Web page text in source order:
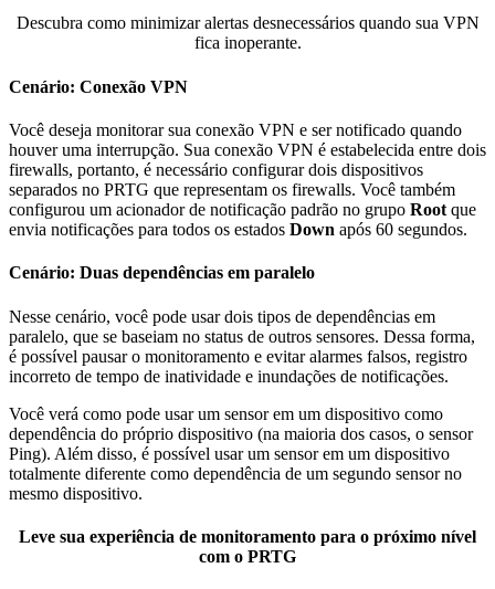
Descubra como minimizar alertas desnecessários quando sua VPN
fica inoperante.
Cenário: Conexão VPN
Você deseja monitorar sua conexão VPN e ser notificado quando
houver uma interrupção. Sua conexão VPN é estabelecida entre dois
firewalls, portanto, é necessário configurar dois dispositivos
separados no PRTG que representam os firewalls. Você também
configurou um acionador de notificação padrão no grupo Root que
envia notificações para todos os estados Down após 60 segundos.
Cenário: Duas dependências em paralelo
Nesse cenário, você pode usar dois tipos de dependências em
paralelo, que se baseiam no status de outros sensores. Dessa forma,
é possível pausar o monitoramento e evitar alarmes falsos, registro
incorreto de tempo de inatividade e inundações de notificações.
Você verá como pode usar um sensor em um dispositivo como
dependência do próprio dispositivo (na maioria dos casos, o sensor
Ping). Além disso, é possível usar um sensor em um dispositivo
totalmente diferente como dependência de um segundo sensor no
mesmo dispositivo.
Leve sua experiência de monitoramento para o próximo nível
com o PRTG